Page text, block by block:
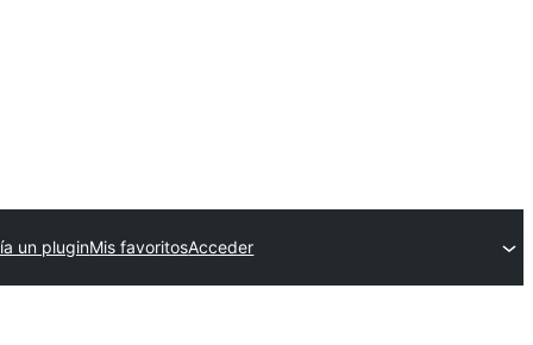
un pluginMis favoritosAcceder